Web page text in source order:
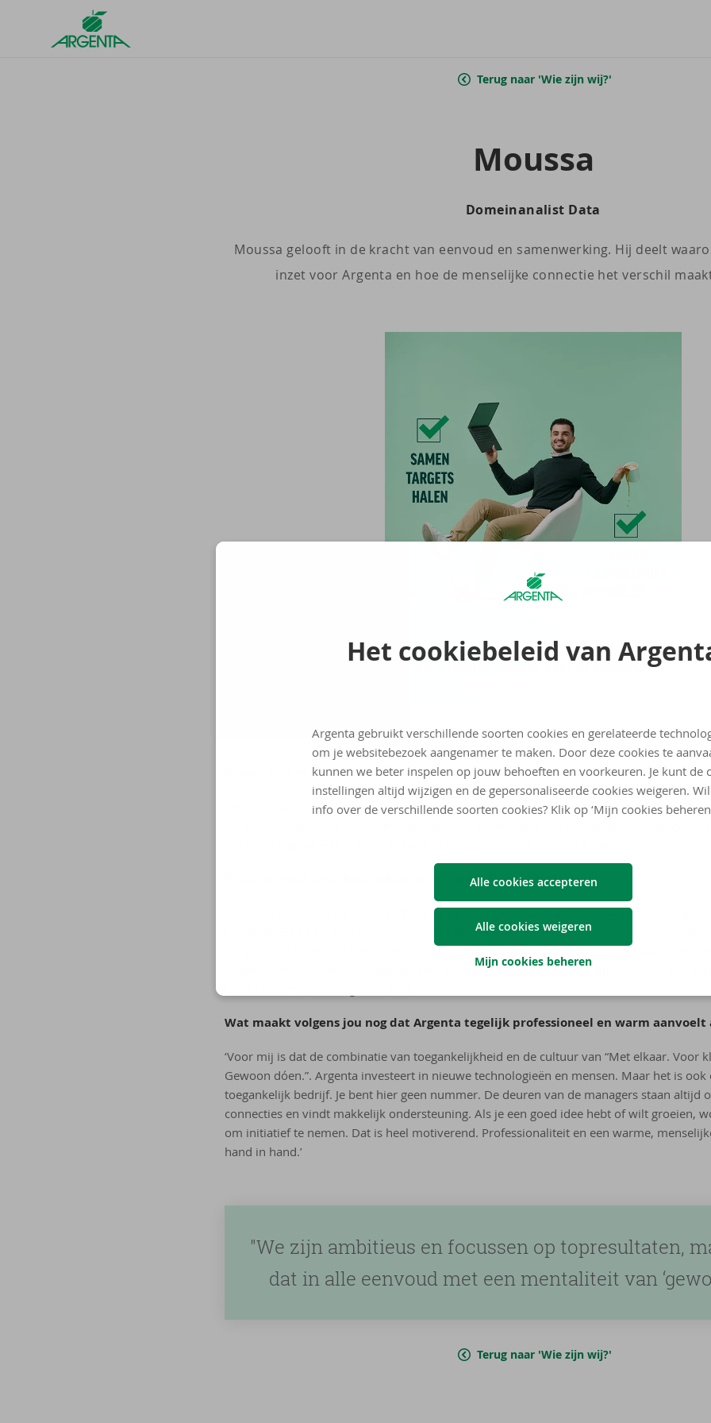
Het cookiebeleid van
Argenta gebruikt verschillende soorten cookies en gerelateerde
om je websitebezoek aangenamer te maken. Door deze cookies te
kunnen we beter inspelen op jouw behoeften en voorkeuren. Je kunt de
instellingen altijd wijzigen en de gepersonaliseerde cookies weigeren.
info over de verschillende soorten cookies? Klik op ‘Mijn cookies
Alle cookies accepteren
Alle cookies weigeren
Mijn cookies beheren
Argenta
Homepage
Terug naar 'Wie zijn wij?'
Mous­sa
Domeinanalist Data
Moussa gelooft in de kracht van eenvoud en samenwerking. Hij deelt
inzet voor Argenta en hoe de menselijke connectie het verschil
Vanwaar je enthousiasme om mee te werken aan deze campagne?
‘Mijn enthousiasme komt van de mensen. Ik vind de collega’s hier bij Argenta de
Waarom voelt deze boodschap zo herkenbaar voor jou?
‘Deze boodschap voelt zo herkenbaar omdat ze perfect weergeeft wat ik waardeer bij
resultaatgericht voor de klant en tegelijk behouden we de menselijke connectie met
focussen op topresultaten, maar we doen dat in alle eenvoud met een mentaliteit van
warme sfeer en samenwerking zijn hier even belangrijk als de prestaties zelf. Dat is
Wat maakt volgens jou nog dat Argenta tegelijk professioneel en warm aanvoelt
‘Voor mij is dat de combinatie van toegankelijkheid en de cultuur van “Met elkaar. Voor
Gewoon dóen.”. Argenta investeert in nieuwe technologieën en mensen. Maar het is ook
toegankelijk bedrijf. Je bent hier geen nummer. De deuren van de managers staan altijd
connecties en vindt makkelijk ondersteuning. Als je een goed idee hebt of wilt groeien,
om initiatief te nemen. Dat is heel motiverend. Professionaliteit en een warme,
hand in hand.’
"We zijn ambitieus en focussen op topresultaten,
dat in alle eenvoud met een mentaliteit van
Terug naar 'Wie zijn wij?'